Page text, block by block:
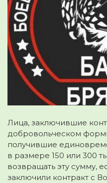
Лица, заключившие
добровольческом
получившие
в размере 150 или 300
возвращать эту сумму,
заключили контракт с